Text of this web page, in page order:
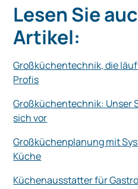
Lesen Sie
Artikel:
Großküchentechnik, die
Profis
Großküchentechnik: Unser
sich vor
Großküchenplanung mit
Küche
Küchenausstatter für